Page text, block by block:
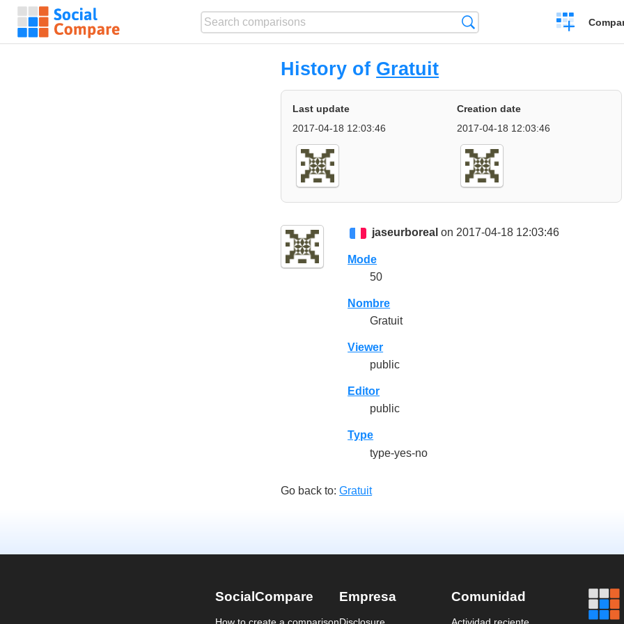
Crear
una
History of Gratuit
Last update
2017-04-18 12:03:46
Creation date
2017-04-18 12:03:46
jaseurboreal on 2017-04-18 12:03:46
Mode
50
Nombre
Gratuit
Viewer
public
Editor
public
Type
type-yes-no
Go back to:Gratuit
SocialCompare Empresa Comunidad